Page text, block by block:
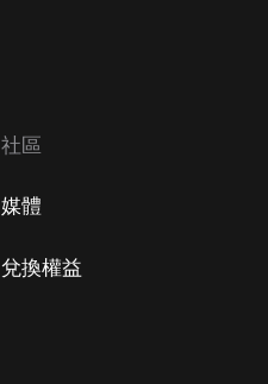
社區
媒體
兌換權益